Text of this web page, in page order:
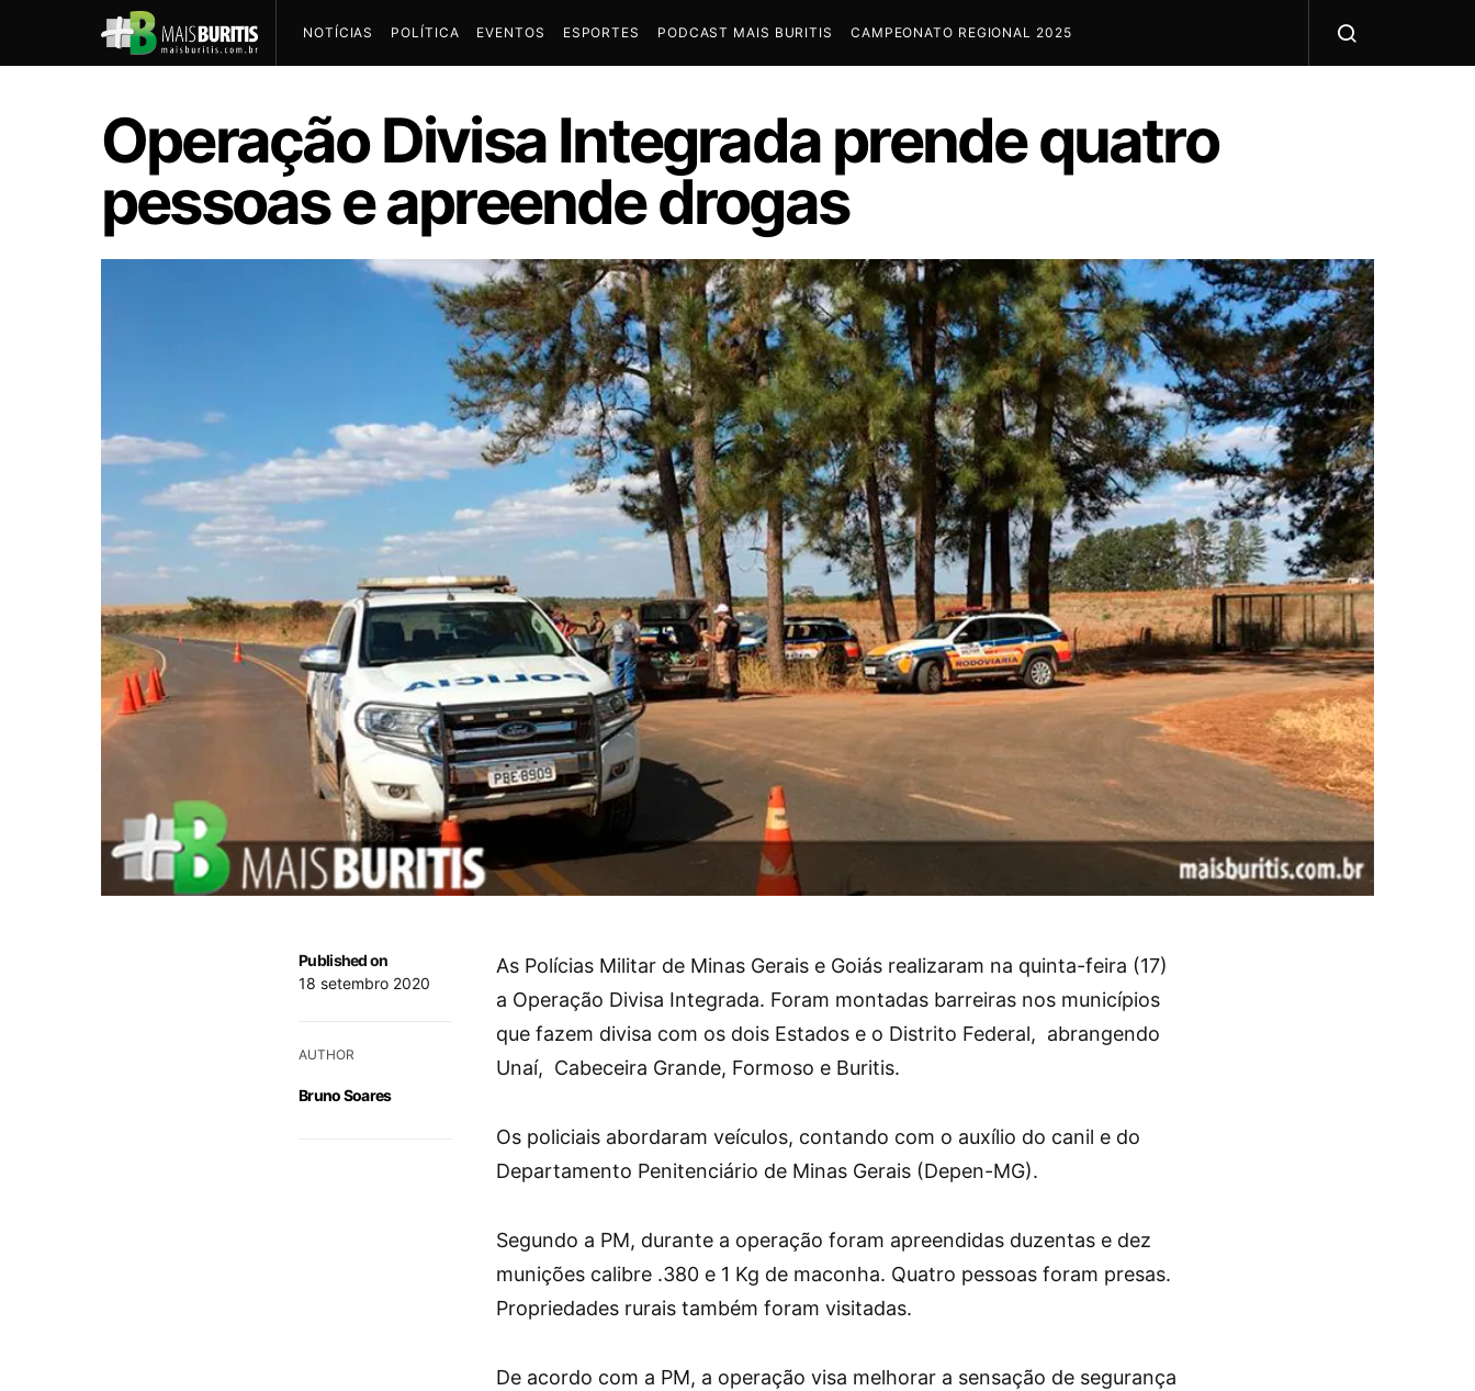
NOTÍCIAS POLÍTICA EVENTOS ESPORTES PODCAST MAIS BURITIS CAMPEONATO REGIONAL 2025
Operação Divisa Integrada prende quatro
pessoas e apreende drogas
Published on
18 setembro 2020
AUTHOR
Bruno Soares
As Polícias Militar de Minas Gerais e Goiás realizaram na quinta-feira (17)
a Operação Divisa Integrada. Foram montadas barreiras nos municípios
que fazem divisa com os dois Estados e o Distrito Federal, abrangendo
Unaí, Cabeceira Grande, Formoso e Buritis.
Os policiais abordaram veículos, contando com o auxílio do canil e do
Departamento Penitenciário de Minas Gerais (Depen-MG).
Segundo a PM, durante a operação foram apreendidas duzentas e dez
munições calibre .380 e 1 Kg de maconha. Quatro pessoas foram presas.
Propriedades rurais também foram visitadas.
De acordo com a PM, a operação visa melhorar a sensação de segurança